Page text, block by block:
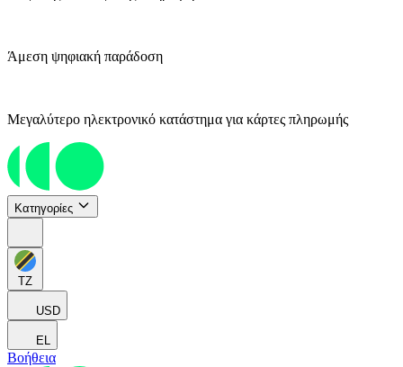
Άμεση ψηφιακή παράδοση
Μεγαλύτερο ηλεκτρονικό κατάστημα για κάρτες πληρωμής
Κατηγορίες
TZ
USD
EL
Βοήθεια